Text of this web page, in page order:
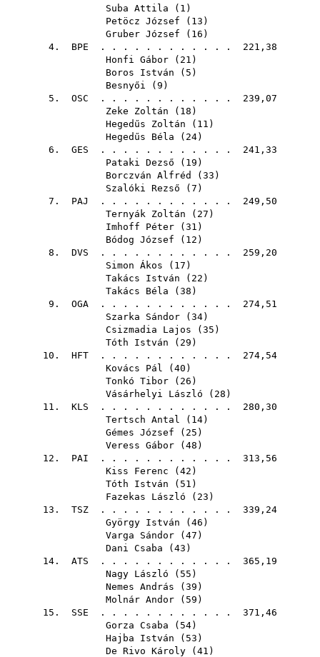
Suba Attila ( 1 )
Petöcz József ( 13 )
Gruber József ( 16 )
4. BPE . . . . . . . . . . . . 221,38
Honfi Gábor ( 21 )
Boros István ( 5 )
Besnyői ( 9 )
5. OSC . . . . . . . . . . . . 239,07
Zeke Zoltán ( 18 )
Hegedűs Zoltán ( 11 )
Hegedűs Béla ( 24)
6. GES . . . . . . . . . . . . 241,33
Pataki Dezső ( 19 )
Borczván Alfréd
( 33 )
Szalóki Rezső ( 7 )
7. PAJ
. . . . . . . . . . . . 249,50
Ternyák Zoltán ( 27 )
Imhoff Péter ( 31 )
Bódog József ( 12 )
8. DVS . . . . . . . . . . . . 259,20
Simon Ákos ( 17 )
Takács István ( 22 )
Takács Béla ( 38 )
9. OGA . . . . . . . . . . . . 274,51
Szarka Sándor ( 34)
Csizmadia Lajos ( 35 )
Tóth István ( 29 )
10. HFT . . . . . . . . . . . . 274,54
Kovács Pál ( 40 )
Tonkó Tibor ( 26 )
Vásárhelyi László ( 28 )
11. KLS . . . . . . . . . . . . 280,30
Tertsch Antal ( 14)
Gémes József ( 25 )
Veress Gábor ( 48 )
12. PAI . . . . . . . . . . . . 313,56
Kiss Ferenc ( 42 )
Tóth István ( 51 )
Fazekas László ( 23 )
13. TSZ . . . . . . . . . . . . 339,24
György István ( 46 )
Varga Sándor ( 47 )
Dani Csaba ( 43 )
14. ATS . . . . . . . . . . . . 365,19
Nagy László ( 55 )
Nemes András ( 39 )
Molnár Andor ( 59 )
15. SSE . . . . . . . . . . . . 371,46
Gorza Csaba ( 54)
Hajba István ( 53 )
De Rivo Károly ( 41 )